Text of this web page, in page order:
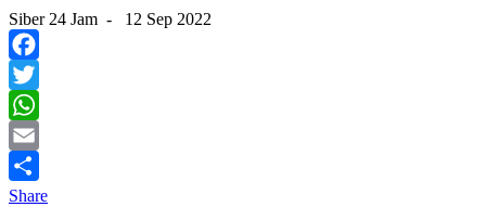
Siber 24 Jam - 12 Sep 2022
Facebook
Twitter
WhatsApp
Email
Share